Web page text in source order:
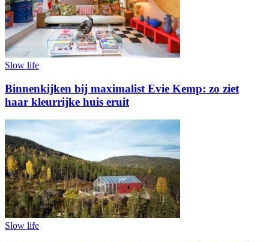
Slow life
Binnenkijken bij maximalist Evie Kemp: zo ziet
haar kleurrijke huis eruit
Slow life